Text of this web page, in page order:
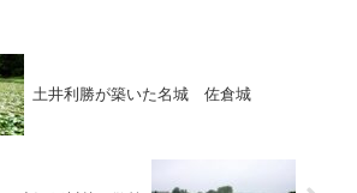
土井利勝が築いた名城 佐倉城